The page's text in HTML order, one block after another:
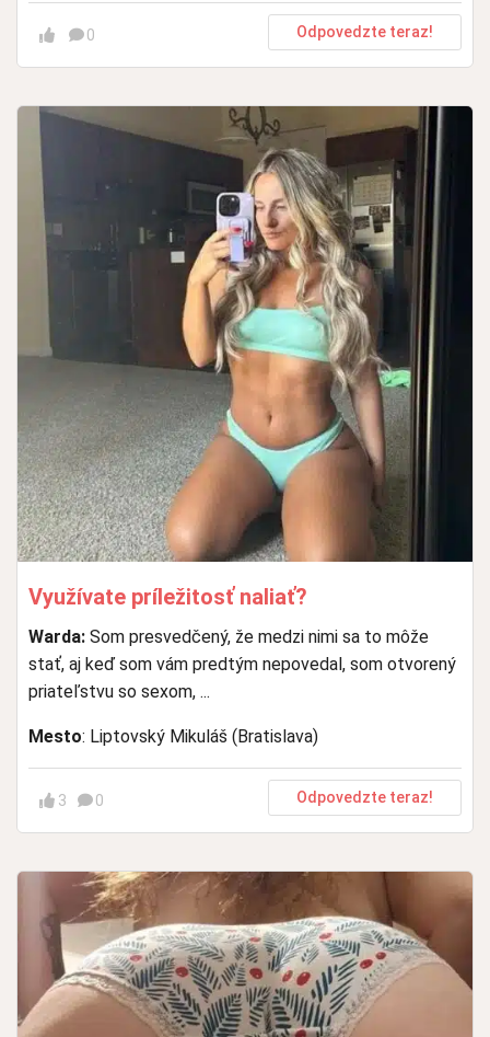
0 Odpovedzte teraz!
Využívate príležitosť naliať?
Warda: Som presvedčený, že medzi nimi sa to môže
stať, aj keď som vám predtým nepovedal, som otvorený
priateľstvu so sexom, ...
Mesto: Liptovský Mikuláš (Bratislava)
3 0 Odpovedzte teraz!